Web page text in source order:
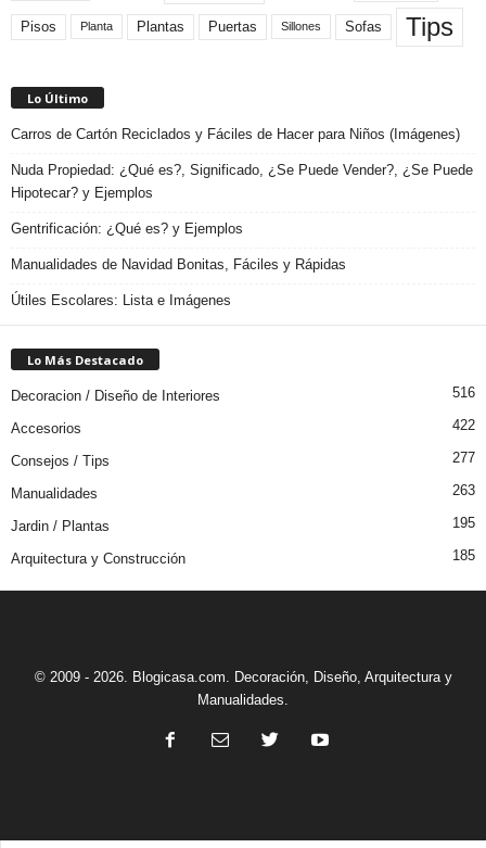
Pisos Planta Plantas Puertas Sillones Sofas Tips
Lo Último
Carros de Cartón Reciclados y Fáciles de Hacer para Niños (Imágenes)
Nuda Propiedad: ¿Qué es?, Significado, ¿Se Puede Vender?, ¿Se Puede
Hipotecar? y Ejemplos
Gentrificación: ¿Qué es? y Ejemplos
Manualidades de Navidad Bonitas, Fáciles y Rápidas
Útiles Escolares: Lista e Imágenes
Lo Más Destacado
Decoracion / Diseño de Interiores 516
Accesorios 422
Consejos / Tips 277
Manualidades 263
Jardin / Plantas 195
Arquitectura y Construcción 185
© 2009 - 2026. Blogicasa.com. Decoración, Diseño, Arquitectura y
Manualidades.